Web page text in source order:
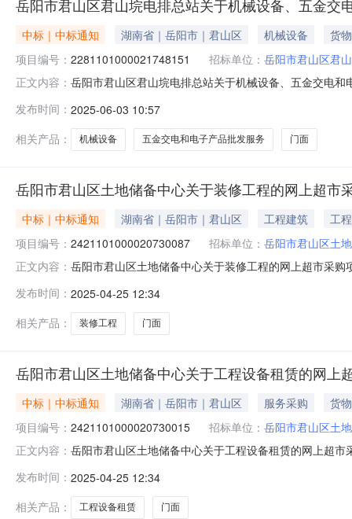
岳阳市君山区君山垸电排总站关于机械设备、五金
中标｜中标通知 湖南省｜岳阳市｜君山区 机械设备
货物
项目编号： 2281101000021748151 招标单位： 岳阳市君山区君
正文内容： 岳阳市君山区君山垸电排总站关于机械设备、五金交电
话:18507402888采购计划信息：项目所在行政区划编码
发布时间： 2025-06-03 10:57
相关产品：
机械设备 五金交电和电子产品批发服务 门面
岳阳市君山区土地储备中心关于装修工程的网上超市
中标｜中标通知 湖南省｜岳阳市｜君山区 工程建筑
工程
项目编号： 2421101000020730087 招标单位： 岳阳市君山区土
正文内容： 岳阳市君山区土地储备中心关于装修工程的网上超市采
划名称:湖南省岳阳市君山区报价起止时间:-二、采购单
发布时间： 2025-04-25 12:34
相关产品：
装修工程 门面
岳阳市君山区土地储备中心关于工程设备租赁的网上
中标｜中标通知 湖南省｜岳阳市｜君山区 服务采购
货物
项目编号： 2421101000020730015 招标单位： 岳阳市君山区土
正文内容： 岳阳市君山区土地储备中心关于工程设备租赁的网上超
在行政区划名称:湖南省岳阳市君山区报价起止时间:-二
发布时间： 2025-04-25 12:34
相关产品：
工程设备租赁 门面